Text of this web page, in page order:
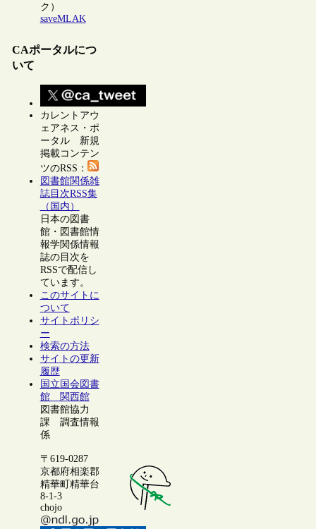
ク）
saveMLAK
CAポータルにつ
いて
カレントアウ
ェアネス・ポ
ータル 新規
掲載コンテン
ツのRSS：
図書館関係雑
誌目次RSS集
（国内）
日本の図書
館・図書館情
報学関係情報
誌の目次を
RSSで配信し
ています。
このサイトに
ついて
サイトポリシ
ー
検索の方法
サイトの更新
履歴
国立国会図書
館 関西館
図書館協力
課 調査情報
係
〒619-0287
京都府相楽郡
精華町精華台
8-1-3
chojo